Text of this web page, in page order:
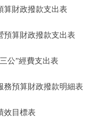
財政撥款支出表
算財政撥款支出表
”經費支出表
預算財政撥款明細表
目標表